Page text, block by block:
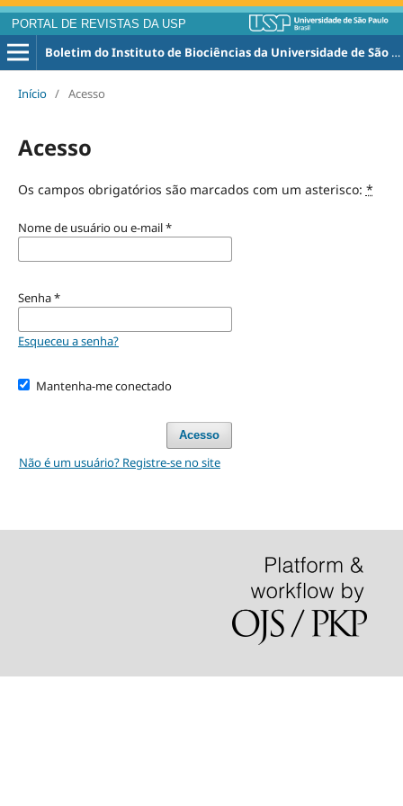
PORTAL DE REVISTAS DA USP
Boletim do Instituto de Biociências da Universidade de São Paulo. Nova Série, Zoologia e Biologia Marinha
Início / Acesso
Acesso
Os campos obrigatórios são marcados com um asterisco: *
Nome de usuário ou e-mail*
Senha*
Esqueceu a senha?
Mantenha-me conectado
Acesso
Não é um usuário? Registre-se no site